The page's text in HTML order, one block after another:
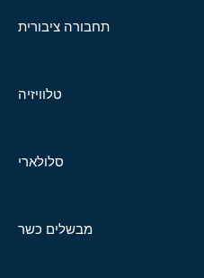
תחבורה ציבורית
טלוויזיה
סלולארי
מבשלים כשר